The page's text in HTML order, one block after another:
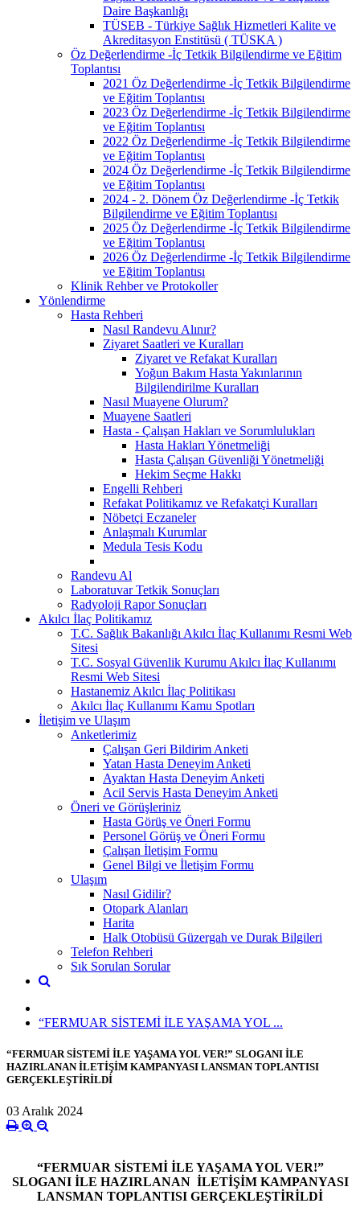
Daire Başkanlığı
TÜSEB - Türkiye Sağlık Hizmetleri Kalite ve
Akreditasyon Enstitüsü ( TÜSKA )
Öz Değerlendirme -İç Tetkik Bilgilendirme ve Eğitim
Toplantısı
2021 Öz Değerlendirme -İç Tetkik Bilgilendirme
ve Eğitim Toplantısı
2023 Öz Değerlendirme -İç Tetkik Bilgilendirme
ve Eğitim Toplantısı
2022 Öz Değerlendirme -İç Tetkik Bilgilendirme
ve Eğitim Toplantısı
2024 Öz Değerlendirme -İç Tetkik Bilgilendirme
ve Eğitim Toplantısı
2024 - 2. Dönem Öz Değerlendirme -İç Tetkik
Bilgilendirme ve Eğitim Toplantısı
2025 Öz Değerlendirme -İç Tetkik Bilgilendirme
ve Eğitim Toplantısı
2026 Öz Değerlendirme -İç Tetkik Bilgilendirme
ve Eğitim Toplantısı
Klinik Rehber ve Protokoller
Yönlendirme
Hasta Rehberi
Nasıl Randevu Alınır?
Ziyaret Saatleri ve Kuralları
Ziyaret ve Refakat Kuralları
Yoğun Bakım Hasta Yakınlarının
Bilgilendirilme Kuralları
Nasıl Muayene Olurum?
Muayene Saatleri
Hasta - Çalışan Hakları ve Sorumlulukları
Hasta Hakları Yönetmeliği
Hasta Çalışan Güvenliği Yönetmeliği
Hekim Seçme Hakkı
Engelli Rehberi
Refakat Politikamız ve Refakatçi Kuralları
Nöbetçi Eczaneler
Anlaşmalı Kurumlar
Medula Tesis Kodu
Randevu Al
Laboratuvar Tetkik Sonuçları
Radyoloji Rapor Sonuçları
Akılcı İlaç Politikamız
T.C. Sağlık Bakanlığı Akılcı İlaç Kullanımı Resmi Web
Sitesi
T.C. Sosyal Güvenlik Kurumu Akılcı İlaç Kullanımı
Resmi Web Sitesi
Hastanemiz Akılcı İlaç Politikası
Akılcı İlaç Kullanımı Kamu Spotları
İletişim ve Ulaşım
Anketlerimiz
Çalışan Geri Bildirim Anketi
Yatan Hasta Deneyim Anketi
Ayaktan Hasta Deneyim Anketi
Acil Servis Hasta Deneyim Anketi
Öneri ve Görüşleriniz
Hasta Görüş ve Öneri Formu
Personel Görüş ve Öneri Formu
Çalışan İletişim Formu
Genel Bilgi ve İletişim Formu
Ulaşım
Nasıl Gidilir?
Otopark Alanları
Harita
Halk Otobüsü Güzergah ve Durak Bilgileri
Telefon Rehberi
Sık Sorulan Sorular
“FERMUAR SİSTEMİ İLE YAŞAMA YOL ...
“FERMUAR SİSTEMİ İLE YAŞAMA YOL VER!” SLOGANI İLE
HAZIRLANAN İLETİŞİM KAMPANYASI LANSMAN TOPLANTISI
GERÇEKLEŞTİRİLDİ
03 Aralık 2024
“FERMUAR SİSTEMİ İLE YAŞAMA YOL VER!”
SLOGANI İLE HAZIRLANAN İLETİŞİM KAMPANYASI
LANSMAN TOPLANTISI GERÇEKLEŞTİRİLDİ